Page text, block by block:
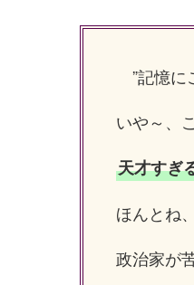
”記憶に
いや～、
天才すぎ
ほんとね
政治家が